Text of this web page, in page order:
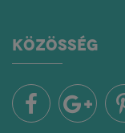
KÖZÖSSÉG